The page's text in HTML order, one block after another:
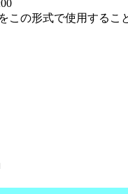
この形式で使用するこ